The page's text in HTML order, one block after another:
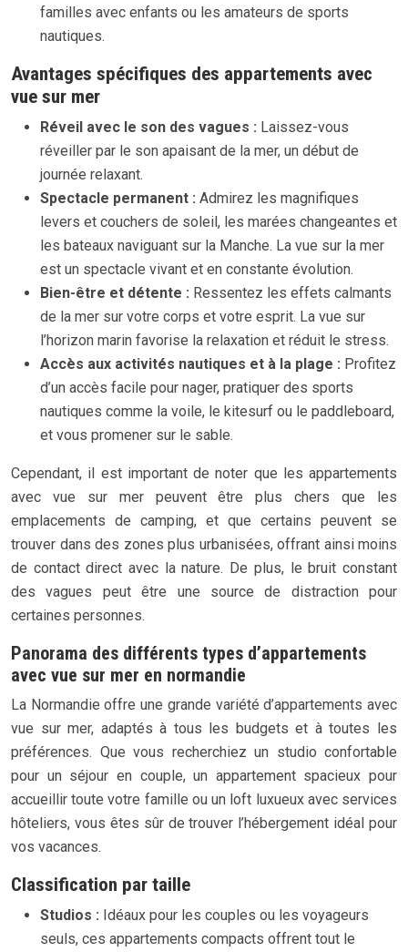
familles avec enfants ou les amateurs de sports
nautiques.
Avantages spécifiques des appartements avec
vue sur mer
Réveil avec le son des vagues : Laissez-vous
réveiller par le son apaisant de la mer, un début de
journée relaxant.
Spectacle permanent : Admirez les magnifiques
levers et couchers de soleil, les marées changeantes et
les bateaux naviguant sur la Manche. La vue sur la mer
est un spectacle vivant et en constante évolution.
Bien-être et détente : Ressentez les effets calmants
de la mer sur votre corps et votre esprit. La vue sur
l’horizon marin favorise la relaxation et réduit le stress.
Accès aux activités nautiques et à la plage : Profitez
d’un accès facile pour nager, pratiquer des sports
nautiques comme la voile, le kitesurf ou le paddleboard,
et vous promener sur le sable.
Cependant, il est important de noter que les appartements
avec vue sur mer peuvent être plus chers que les
emplacements de camping, et que certains peuvent se
trouver dans des zones plus urbanisées, offrant ainsi moins
de contact direct avec la nature. De plus, le bruit constant
des vagues peut être une source de distraction pour
certaines personnes.
Panorama des différents types d’appartements
avec vue sur mer en normandie
La Normandie offre une grande variété d’appartements avec
vue sur mer, adaptés à tous les budgets et à toutes les
préférences. Que vous recherchiez un studio confortable
pour un séjour en couple, un appartement spacieux pour
accueillir toute votre famille ou un loft luxueux avec services
hôteliers, vous êtes sûr de trouver l’hébergement idéal pour
vos vacances.
Classification par taille
Studios : Idéaux pour les couples ou les voyageurs
seuls, ces appartements compacts offrent tout le